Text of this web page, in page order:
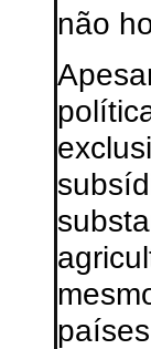
não